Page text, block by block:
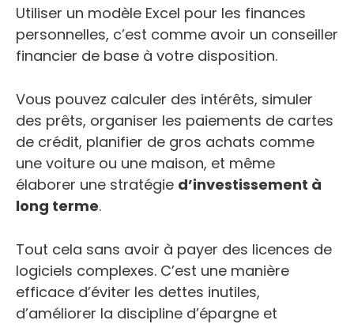
Utiliser un modèle Excel pour les finances
personnelles, c’est comme avoir un conseiller
financier de base à votre disposition.
Vous pouvez calculer des intérêts, simuler
des prêts, organiser les paiements de cartes
de crédit, planifier de gros achats comme
une voiture ou une maison, et même
élaborer une stratégie d’investissement à
long terme.
Tout cela sans avoir à payer des licences de
logiciels complexes. C’est une manière
efficace d’éviter les dettes inutiles,
d’améliorer la discipline d’épargne et